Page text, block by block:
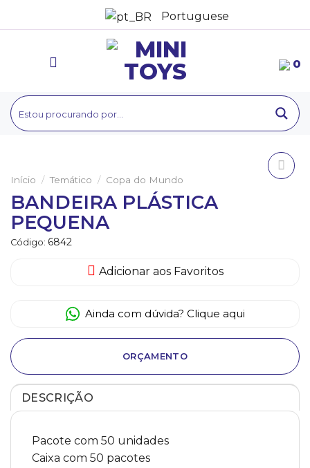
para
conteúdo
Portuguese
0
Início / Temático / Copa do Mundo
BANDEIRA PLÁSTICA
PEQUENA
Código: 6842
Adicionar aos Favoritos
Ainda com dúvida? Clique aqui
ORÇAMENTO
DESCRIÇÃO
Pacote com 50 unidades
Caixa com 50 pacotes